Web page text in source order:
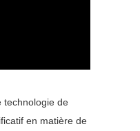
technologie de
en matière de